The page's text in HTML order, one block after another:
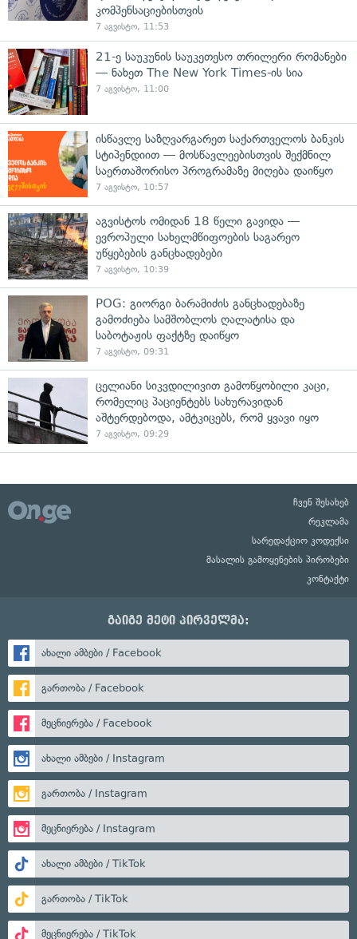
კომპენსაციებისთვის
7 აგვისტო, 11:53
21-ე საუკუნის საუკეთესო თრილერი რომანები
— ნახეთ The New York Times-ის სია
7 აგვისტო, 11:00
ისწავლე საზღვარგარეთ საქართველოს ბანკის
სტიპენდიით — მოსწავლეებისთვის შექმნილ
საერთაშორისო პროგრამაზე მიღება დაიწყო
7 აგვისტო, 10:57
აგვისტოს ომიდან 18 წელი გავიდა —
ევროპული სახელმწიფოების საგარეო
უწყებების განცხადებები
7 აგვისტო, 10:39
POG: გიორგი ბარამიძის განცხადებაზე
გამოძიება სამშობლოს ღალატისა და
საბოტაჟის ფაქტზე დაიწყო
7 აგვისტო, 09:31
ცელიანი სიკვდილივით გამოწყობილი კაცი,
რომელიც პაციენტებს სახურავიდან
აშტერდებოდა, ამტკიცებს, რომ ყვავი იყო
7 აგვისტო, 09:29
ჩვენ შესახებ
რეკლამა
სარედაქციო კოდექსი
მასალის გამოყენების პირობები
კონტაქტი
გაიგე მეტი პირველმა:
ახალი ამბები / Facebook
გართობა / Facebook
მეცნიერება / Facebook
ახალი ამბები / Instagram
გართობა / Instagram
მეცნიერება / Instagram
ახალი ამბები / TikTok
გართობა / TikTok
მეცნიერება / TikTok